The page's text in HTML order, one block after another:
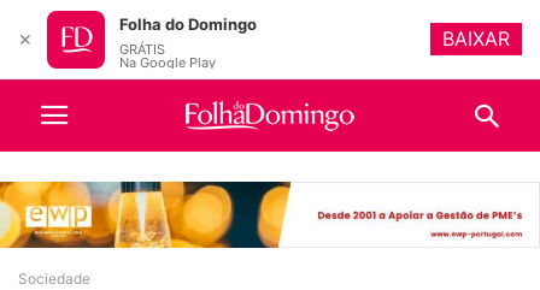
Sociedade
✕
Folha do Domingo
GRÁTIS
Na Google Play
BAIXAR